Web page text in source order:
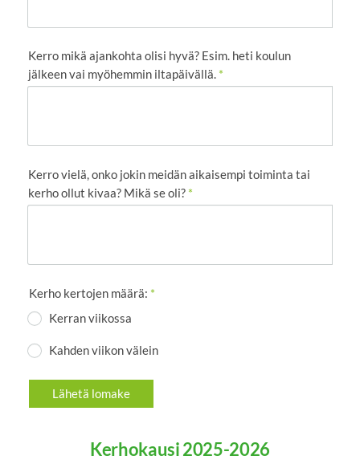
Kerro mikä ajankohta olisi hyvä? Esim. heti koulun
jälkeen vai myöhemmin iltapäivällä. *
Kerro vielä, onko jokin meidän aikaisempi toiminta tai
kerho ollut kivaa? Mikä se oli? *
Kerho kertojen määrä: *
Kerran viikossa
Kahden viikon välein
Lähetä lomake
Kerhokausi 2025-2026